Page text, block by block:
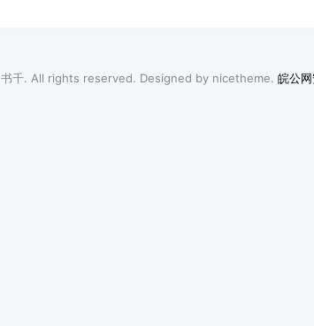
书千. All rights reserved. Designed by nicetheme. 皖公